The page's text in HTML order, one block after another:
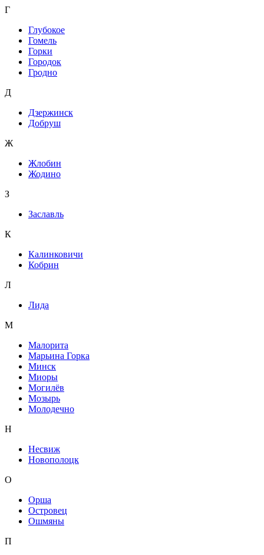
Г
Глубокое
Гомель
Горки
Городок
Гродно
Д
Дзержинск
Добруш
Ж
Жлобин
Жодино
З
Заславль
К
Калинковичи
Кобрин
Л
Лида
М
Малорита
Марьина Горка
Минск
Миоры
Могилёв
Мозырь
Молодечно
Н
Несвиж
Новополоцк
О
Орша
Островец
Ошмяны
П